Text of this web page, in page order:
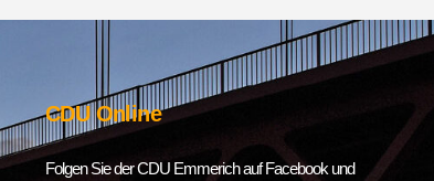
CDU Online
Folgen Sie der CDU Emmerich auf Facebook und